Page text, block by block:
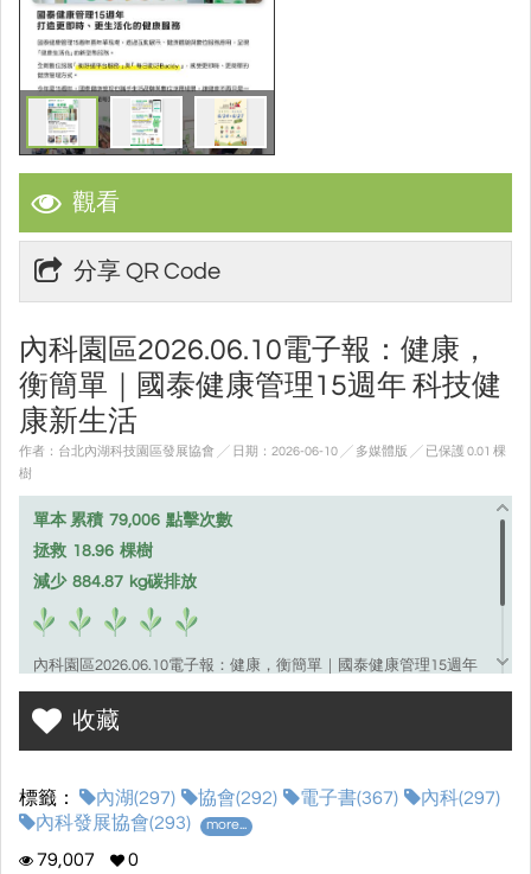
觀看
分享 QR Code
內科園區2026.06.10電子報：健康，
衡簡單｜國泰健康管理15週年 科技健
康新生活
作者：台北內湖科技園區發展協會 ╱ 日期：2026-06-10 ╱ 多媒體版 ╱ 已保護 0.01 棵
樹
單本 累積 79,006 點擊次數
拯救 18.96 棵樹
減少 884.87 kg碳排放
內科園區2026.06.10電子報：健康，衡簡單｜國泰健康管理15週年
科技健康新生活
https://www.ntpda.org.tw
收藏
標籤： 內湖(297) 協會(292) 電子書(367)
內科(297)
內科發展協會(293)
more...
79,007 0